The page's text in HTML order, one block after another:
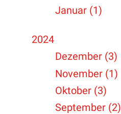
Januar (1)
2024
Dezember (3)
November (1)
Oktober (3)
September (2)